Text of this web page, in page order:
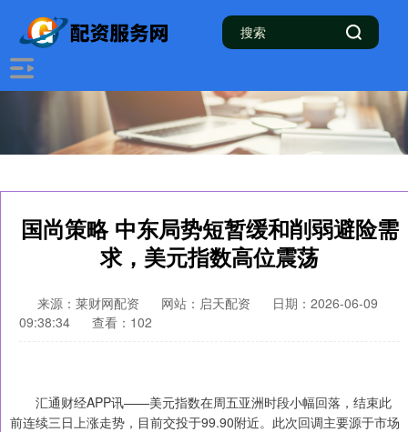
国尚策略 中东局势短暂缓和削弱避险需
求，美元指数高位震荡
来源：莱财网配资 网站：启天配资
日期：2026-06-09
09:38:34
查看：102
汇通财经APP讯——美元指数在周五亚洲时段小幅回落，结束此
前连续三日上涨走势，目前交投于99.90附近。此次回调主要源于市场